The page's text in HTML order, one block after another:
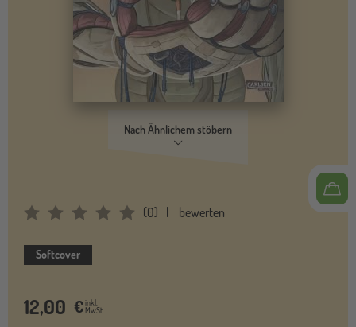
Nach Ähnlichem stöbern
Average Rating: 0 (0) bewerten
Softcover
12,00 €inkl.
MwSt.